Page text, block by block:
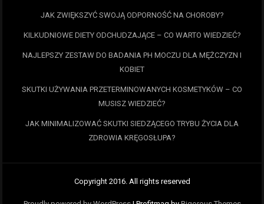
JAK ZWIĘKSZYĆ SWOJĄ ODPORNOŚĆ NA CHOROBY?
KILKUDNIOWE DIETY ODCHUDZAJĄCE – CO WARTO WIEDZIEĆ?
NAJLEPSZY ZESTAW DO BADANIA PH MOCZU DLA MĘŻCZYZN I
KOBIET
SKUTKI UŻYWANIA PRZETERMINOWANYCH KOSMETYKÓW – CO
MUSISZ WIEDZIEĆ?
JAK MINIMALIZOWAĆ SKUTKI SIEDZĄCEGO TRYBU ŻYCIA DLA
ZDROWIA KRĘGOSŁUPA?
Copyright 2016. All rights reserved